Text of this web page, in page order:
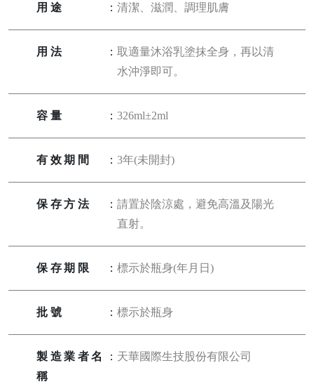
用途 ：清潔、滋潤、調理肌膚
用法 ：取適量沐浴乳塗抹全身，再以清
水沖淨即可。
容量 ：326ml±2ml
有效期間 ：3年(未開封)
保存方法 ：請置於陰涼處，避免高溫及陽光
直射。
保存期限 ：標示於瓶身(年月日)
批號 ：標示於瓶身
製造業者名
稱
： 天華國際生技股份有限公司